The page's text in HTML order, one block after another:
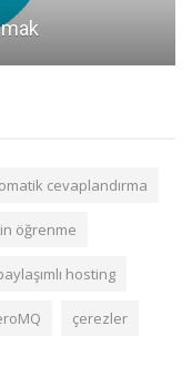
cevaplandırma
öğrenme
hosting
çerezler